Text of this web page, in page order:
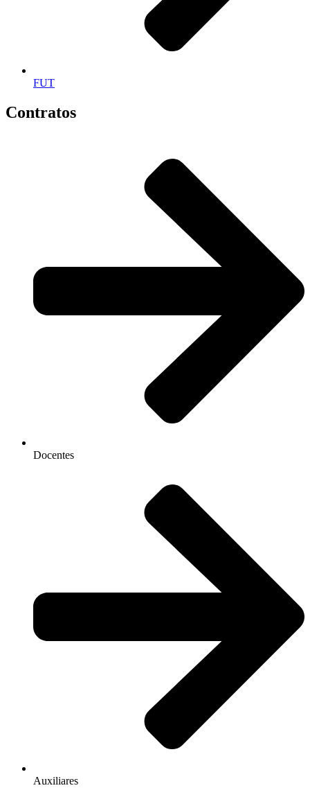
FUT
Contratos
Docentes
Auxiliares